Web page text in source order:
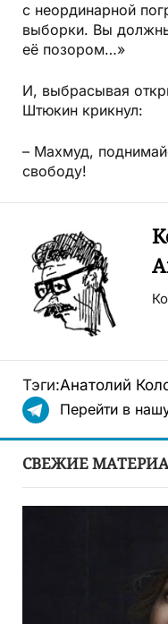
с неординарной
выборки. Вы
её позором…»
И, выбрасывая
Штюкин крикнул:
– Махмуд,
свободу!
Тэги:Анатолий
Перейти в
СВЕЖИЕ